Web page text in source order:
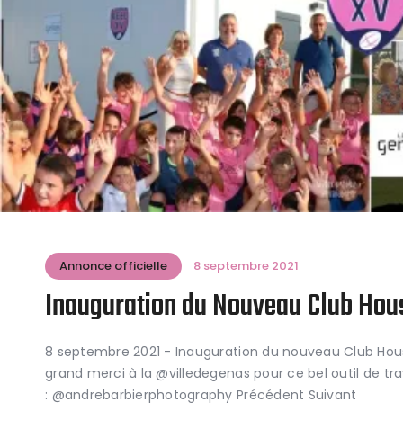
Annonce officielle 8 septembre 2021
Inauguration du Nouveau Club
8 septembre 2021 - Inauguration du nouveau Club
grand merci à la @villedegenas pour ce bel outil de
: @andrebarbierphotography Précédent Suivant